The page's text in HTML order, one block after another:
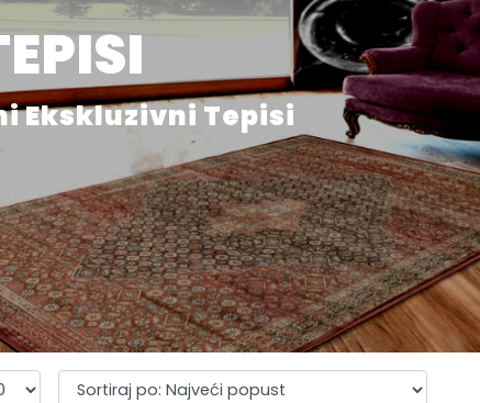
Ekskluzivni Tepisi